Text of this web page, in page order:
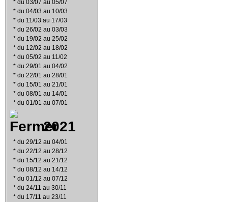
* du 03/07 au 05/07
* du 04/03 au 10/03
* du 11/03 au 17/03
* du 26/02 au 03/03
* du 19/02 au 25/02
* du 12/02 au 18/02
* du 05/02 au 11/02
* du 29/01 au 04/02
* du 22/01 au 28/01
* du 15/01 au 21/01
* du 08/01 au 14/01
* du 01/01 au 07/01
2021
* du 29/12 au 04/01
* du 22/12 au 28/12
* du 15/12 au 21/12
* du 08/12 au 14/12
* du 01/12 au 07/12
* du 24/11 au 30/11
* du 17/11 au 23/11